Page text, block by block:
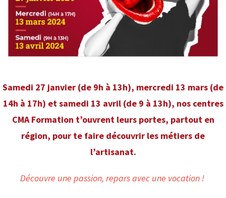
Samedi 27 janvier (de 9h à 13h), mercredi 13 mars (de
14h à 17h) et samedi 13 avril (de 9 à 13h), nos centres
CMA Formation t’ouvrent leurs portes, partout en
région, pour te faire découvrir les métiers de
l’artisanat.
Découvre une passion, repars avec une vocation !